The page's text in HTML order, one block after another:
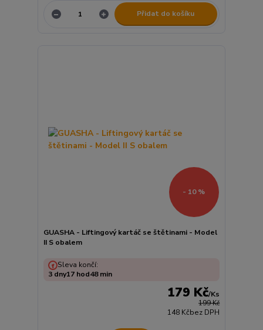
Přidat do košíku
- 10 %
GUASHA - Liftingový kartáč se štětinami - Model
II S obalem
199 Kč
179 Kč/Ks
148 Kčbez DPH
Sleva končí:
3 dny17 hod48min